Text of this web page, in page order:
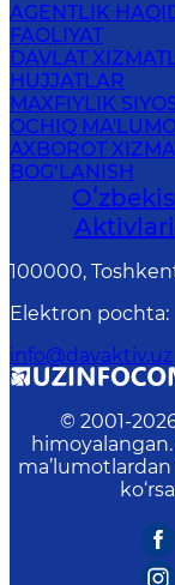
AGENTLIK
FAOLIYAT
DAVLAT
HUJJATLAR
MAXFIYLIK
OCHIQ
AXBOROT
BOG‘LANISH
100000,
Elektron pochta:
info@davaktiv.uz
© 2001-